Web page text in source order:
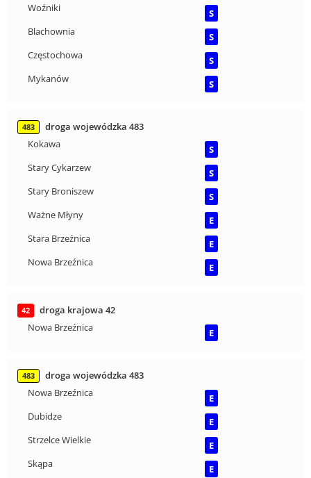
Woźniki
S
Blachownia
S
Częstochowa
S
Mykanów
S
483
droga wojewódzka 483
Kokawa
S
Stary Cykarzew
S
Stary Broniszew
S
Ważne Młyny
E
Stara Brzeźnica
E
Nowa Brzeźnica
E
42
droga krajowa 42
Nowa Brzeźnica
E
483
droga wojewódzka 483
Nowa Brzeźnica
E
Dubidze
E
Strzelce Wielkie
E
Skąpa
E